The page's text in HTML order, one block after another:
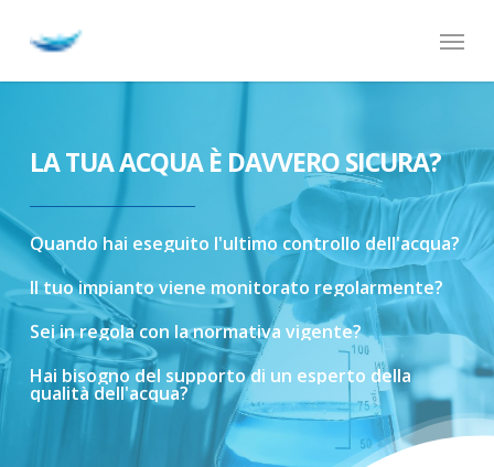
Menu
LA TUA ACQUA È DAVVERO SICURA?
Quando hai eseguito l'ultimo controllo dell'acqua?
Il tuoimpianto viene monitorato regolarmente?
Seiinregola con lanormativa vigente?
Hai bisognodel supportodi un esperto della
qualitàdell'acqua?